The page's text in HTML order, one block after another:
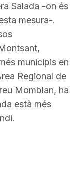
Salada -on és
mesura-.
municipis en
Regional de
Momblan, ha
està més